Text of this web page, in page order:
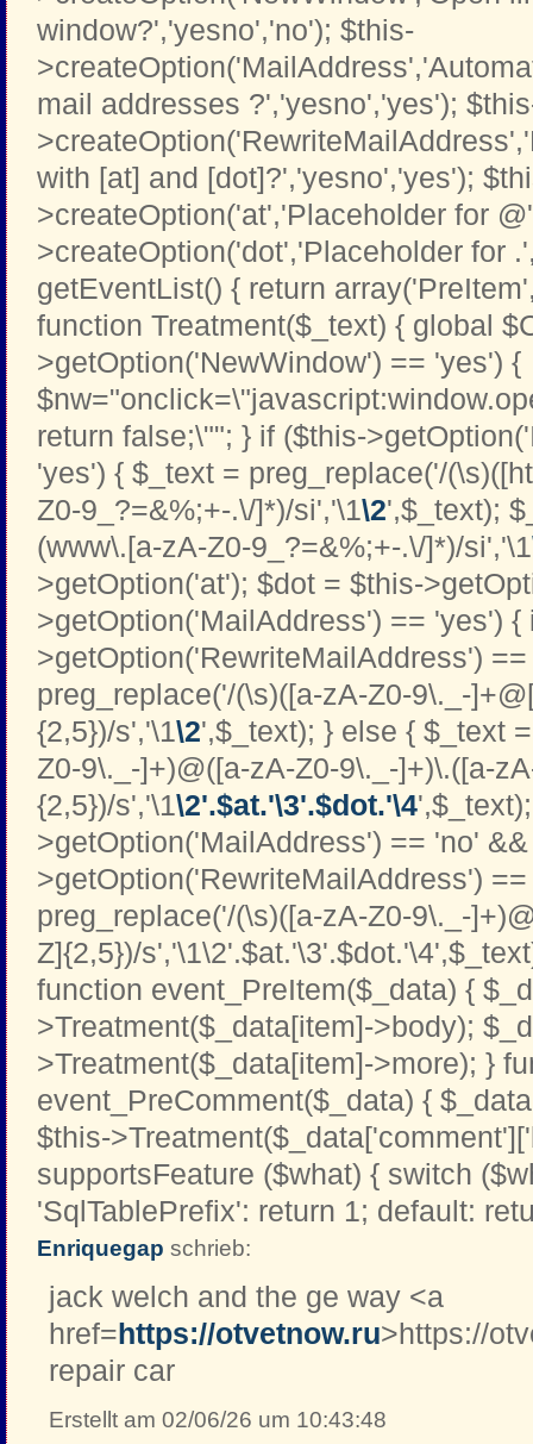
window?','yesno','no'); $this-
mail addresses ?','yesno','yes');
with [at] and [dot]?','yesno','yes');
>createOption('at','Placeholder for
>createOption('dot','Placeholder for
getEventList() { return
function Treatment($_text) { global
>getOption('NewWindow') == 'yes') {
return false;\""; } if ($this-
'yes') { $_text = preg_replace('/
Z0-9_?=&%;+-.\/]*)/si','\1\2',$_text);
(www\.[a-zA-Z0-9_?=&%;+-.\/]*)/si','\1
>getOption('at'); $dot = $this-
>getOption('MailAddress') == 'yes') {
>getOption('RewriteMailAddress')
preg_replace('/(\s)([a-zA-Z0-9\._-
{2,5})/s','\1\2',$_text); } else { $_text
Z0-9\._-]+)@([a-zA-Z0-9\._-]+)\.([a-
{2,5})/s','\1\2'.$at.'\3'.$dot.'\4
>getOption('MailAddress') == 'no'
>getOption('RewriteMailAddress')
preg_replace('/(\s)([a-zA-Z0-9\._-
Z]{2,5})/
function event_PreItem($_data) {
>Treatment($_data[item]->body);
>Treatment($_data[item]->more); }
event_PreComment($_data) {
$this-
supportsFeature ($what) { switch
'SqlTablePrefix': return 1; default:
Enriquegap schrieb:
jack welch and the ge way <a
href= https://otvetnow.ru>https://
repair car
Erstellt am 02/06/26 um 10:43:48